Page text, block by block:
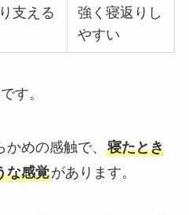
支える
強く寝返りし
やすい
す。
めの感触で、 寝たとき
な感覚があります。